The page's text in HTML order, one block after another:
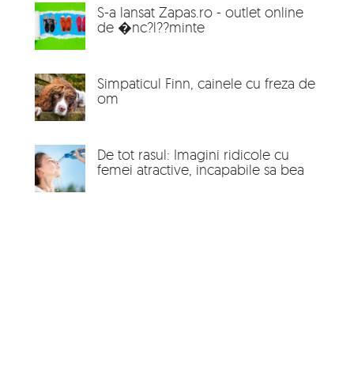
S-a lansat Zapas.ro - outlet online
de �nc?l??minte
Simpaticul Finn, cainele cu freza de
om
De tot rasul: Imagini ridicole cu
femei atractive, incapabile sa bea